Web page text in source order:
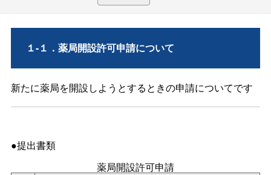
１-１．薬局開設許可申請について
新たに薬局を開設しようとするときの申請についてです
●提出書類
薬局開設許可申請